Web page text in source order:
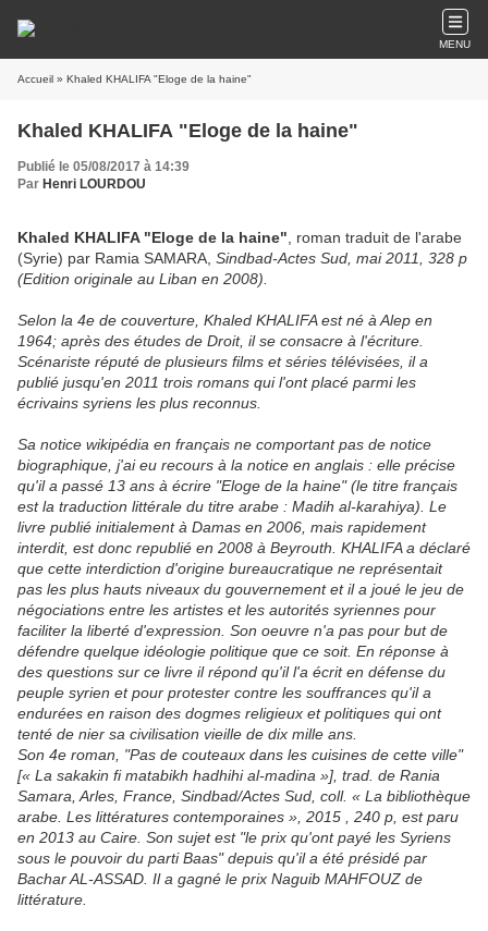
MENU
Accueil » Khaled KHALIFA "Eloge de la haine"
Khaled KHALIFA "Eloge de la haine"
Publié le 05/08/2017 à 14:39
Par Henri LOURDOU
Khaled KHALIFA "Eloge de la haine" , roman traduit de l'arabe
(Syrie) par Ramia SAMARA, Sindbad-Actes Sud, mai 2011, 328 p
(Edition originale au Liban en 2008).
Selon la 4e de couverture, Khaled KHALIFA est né à Alep en
1964; après des études de Droit, il se consacre à l'écriture.
Scénariste réputé de plusieurs films et séries télévisées, il a
publié jusqu'en 2011 trois romans qui l'ont placé parmi les
écrivains syriens les plus reconnus.
Sa notice wikipédia en français ne comportant pas de notice
biographique, j'ai eu recours à la notice en anglais : elle précise
qu'il a passé 13 ans à écrire "Eloge de la haine" (le titre français
est la traduction littérale du titre arabe : Madih al-karahiya). Le
livre publié initialement à Damas en 2006, mais rapidement
interdit, est donc republié en 2008 à Beyrouth. KHALIFA a déclaré
que cette interdiction d'origine bureaucratique ne représentait
pas les plus hauts niveaux du gouvernement et il a joué le jeu de
négociations entre les artistes et les autorités syriennes pour
faciliter la liberté d'expression. Son oeuvre n'a pas pour but de
défendre quelque idéologie politique que ce soit. En réponse à
des questions sur ce livre il répond qu'il l'a écrit en défense du
peuple syrien et pour protester contre les souffrances qu'il a
endurées en raison des dogmes religieux et politiques qui ont
tenté de nier sa civilisation vieille de dix mille ans.
Son 4e roman, "Pas de couteaux dans les cuisines de cette ville"
[« La sakakin fi matabikh hadhihi al-madina »], trad. de Rania
Samara, Arles, France, Sindbad/Actes Sud, coll. « La bibliothèque
arabe. Les littératures contemporaines », 2015 , 240 p, est paru
en 2013 au Caire. Son sujet est "le prix qu'ont payé les Syriens
sous le pouvoir du parti Baas" depuis qu'il a été présidé par
Bachar AL-ASSAD. Il a gagné le prix Naguib MAHFOUZ de
littérature.